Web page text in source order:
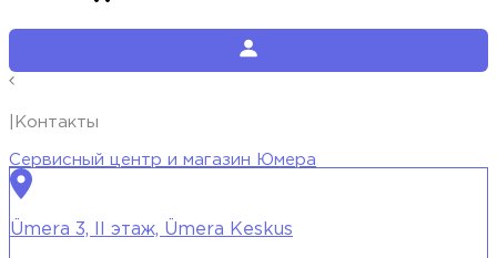
|Контакты
Сервисный центр и магазин Юмера
Ümera 3, II этаж, Ümera Keskus